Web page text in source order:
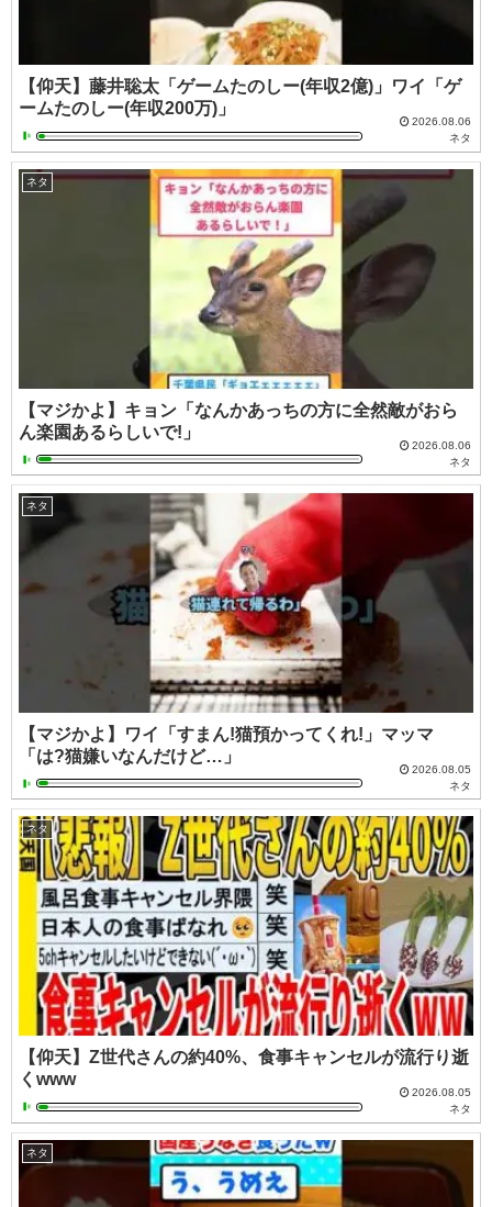
【仰天】藤井聡太「ゲームたのしー(年収2億)」ワイ「ゲ
ームたのしー(年収200万)」
2026.08.06
ネタ
ネタ
【マジかよ】キョン「なんかあっちの方に全然敵がおら
ん楽園あるらしいで!」
2026.08.06
ネタ
ネタ
【マジかよ】ワイ「すまん!猫預かってくれ!」マッマ
「は?猫嫌いなんだけど…」
2026.08.05
ネタ
ネタ
【仰天】Z世代さんの約40%、食事キャンセルが流行り逝
くwww
2026.08.05
ネタ
ネタ